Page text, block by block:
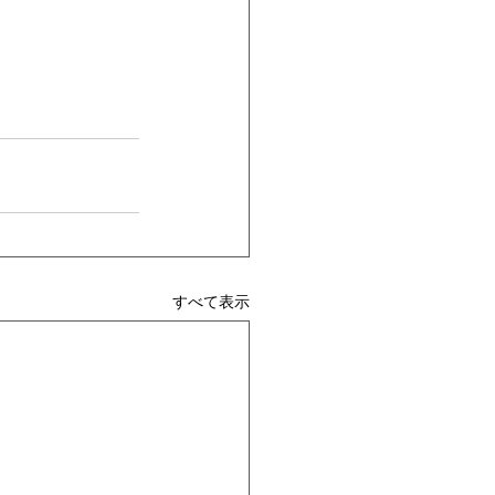
すべて表示